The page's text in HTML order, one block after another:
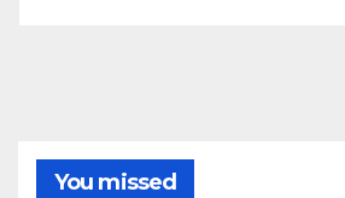
You missed